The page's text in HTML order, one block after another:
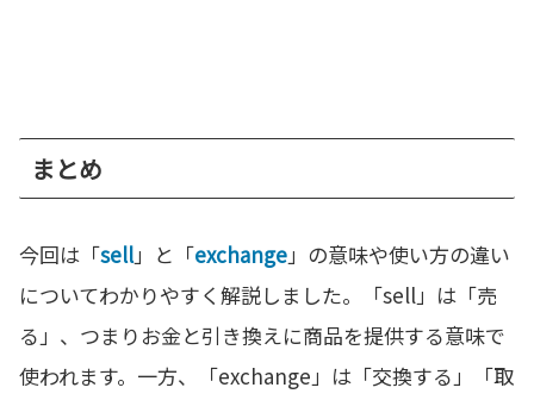
まとめ
今回は「sell」と「exchange」の意味や使い方の違い
についてわかりやすく解説しました。「sell」は「売
る」、つまりお金と引き換えに商品を提供する意味で
使われます。一方、「exchange」は「交換する」「取